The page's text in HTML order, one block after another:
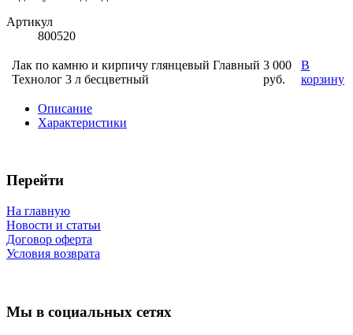
Артикул
800520
Лак по камню и кирпичу глянцевый Главный
Технолог 3 л бесцветный
3 000
руб.
В
корзину
Описание
Характеристики
Перейти
На главную
Новости и статьи
Договор оферта
Условия возврата
Мы в социальных сетях